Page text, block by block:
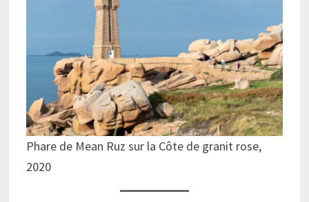
Phare de Mean Ruz sur la Côte de granit rose,
2020